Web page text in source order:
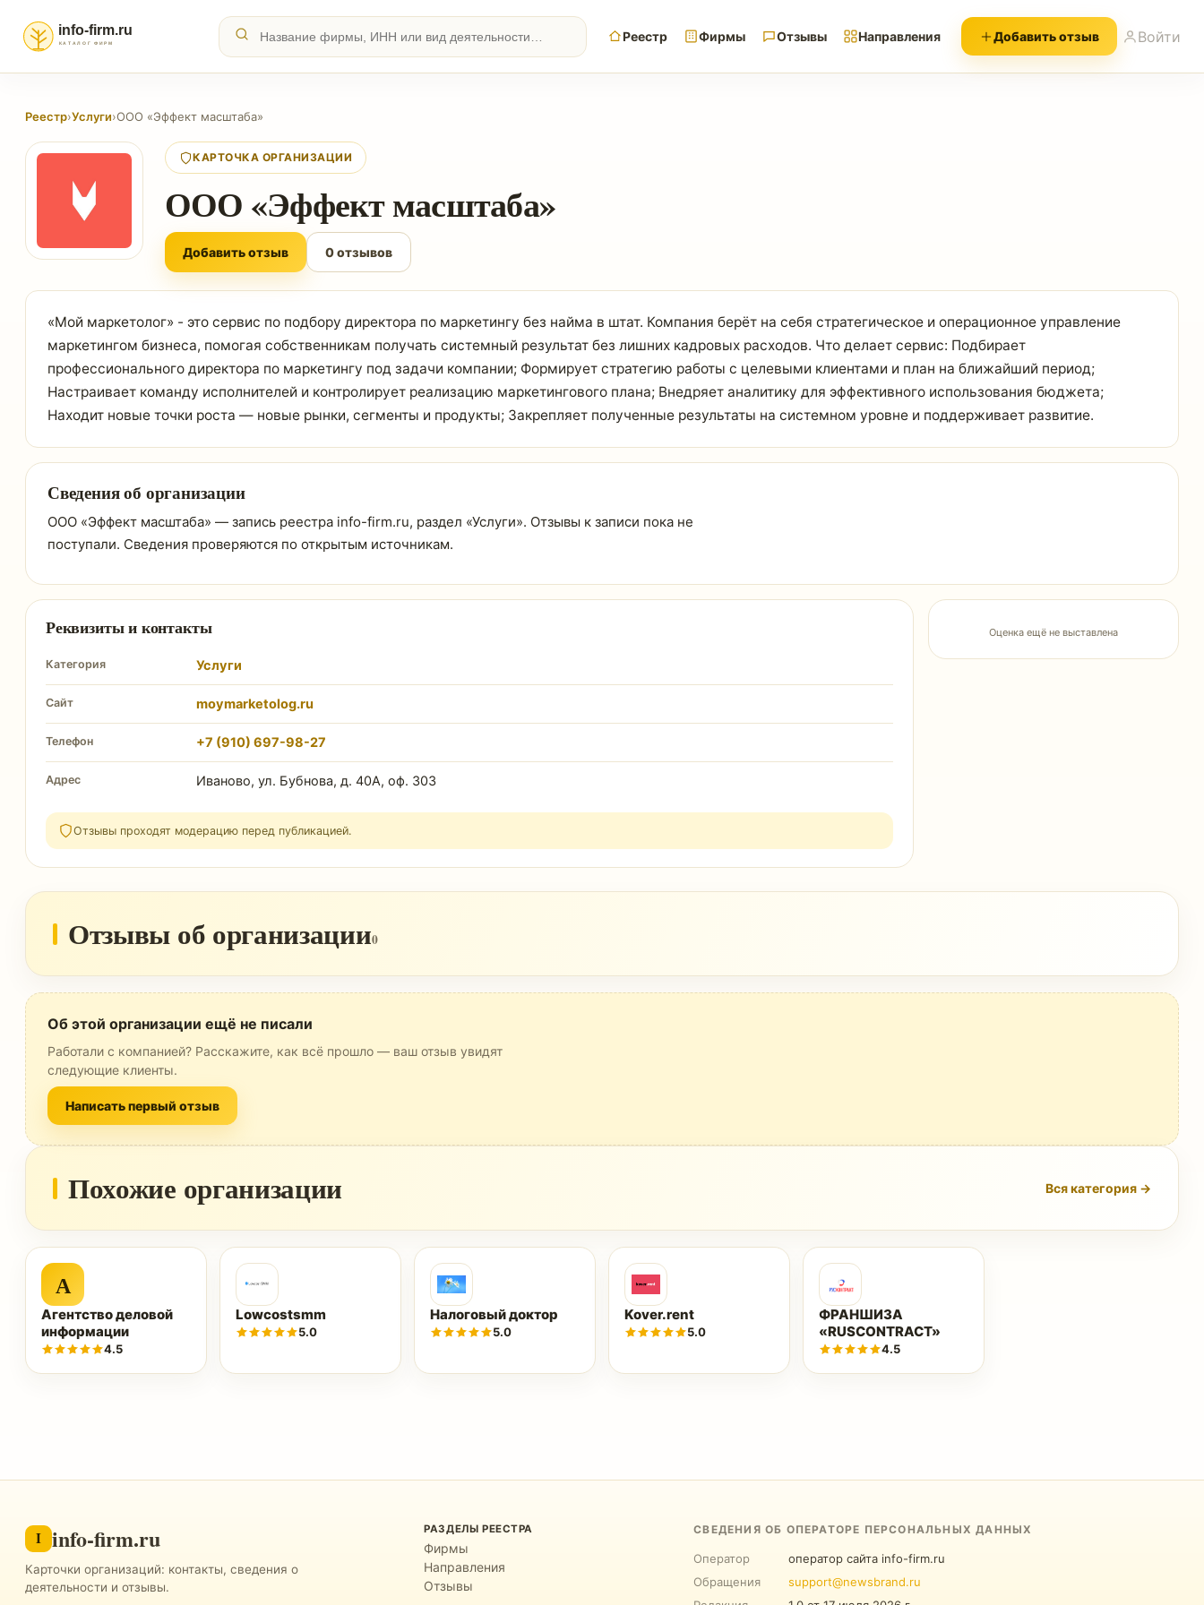
Реестр Фирмы Отзывы Направления Добавить отзыв Войти
Реестр›Услуги›ООО «Эффект масштаба»
КАРТОЧКА ОРГАНИЗАЦИИ
ООО «Эффект масштаба»
Добавить отзыв 0 отзывов
«Мой маркетолог» - это сервис по подбору директора по маркетингу без найма в штат. Компания берёт на себя стратегическое и операционное управление
маркетингом бизнеса, помогая собственникам получать системный результат без лишних кадровых расходов. Что делает сервис: Подбирает
профессионального директора по маркетингу под задачи компании; Формирует стратегию работы с целевыми клиентами и план на ближайший период;
Настраивает команду исполнителей и контролирует реализацию маркетингового плана; Внедряет аналитику для эффективного использования бюджета;
Находит новые точки роста — новые рынки, сегменты и продукты; Закрепляет полученные результаты на системном уровне и поддерживает развитие.
Сведения об организации
ООО «Эффект масштаба» — запись реестра info-firm.ru, раздел «Услуги». Отзывы к записи пока не
поступали. Сведения проверяются по открытым источникам.
Реквизиты и контакты
Категория Услуги
Сайт moymarketolog.ru
Телефон +7 (910) 697-98-27
Адрес Иваново, ул. Бубнова, д. 40А, оф. 303
Отзывы проходят модерацию перед публикацией.
Оценка ещё не выставлена
Отзывы об организации0
Об этой организации ещё не писали
Работали с компанией? Расскажите, как всё прошло — ваш отзыв увидят
следующие клиенты.
Написать первый отзыв
Похожие организации Вся категория →
А
Агентство деловой
информации
4.5
Lowcostsmm
5.0
Налоговый доктор
5.0
Kover.rent
5.0
ФРАНШИЗА
«RUSCONTRACT»
4.5
I info-firm.ru
Карточки организаций: контакты, сведения о
деятельности и отзывы.
РАЗДЕЛЫ РЕЕСТРА
Фирмы
Направления
Отзывы
СВЕДЕНИЯ ОБ ОПЕРАТОРЕ ПЕРСОНАЛЬНЫХ ДАННЫХ
Оператор
оператор сайта info-firm.ru
Обращения
support@newsbrand.ru